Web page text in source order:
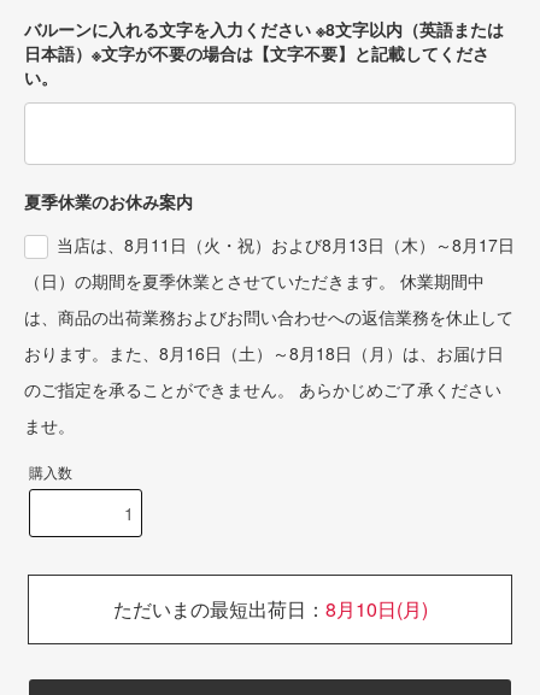
#卒業祝い
#入学祝い
#ひな祭り
#フラワーギフト
#卒業ギフト
#退職祝い
#開店祝い
#🧸
バルーンに入れる文字を入力ください ※8文字以内（英語または
日本語）※文字が不要の場合は【文字不要】と記載してくださ
い。
夏季休業のお休み案内
当店は、8月11日（火・祝）および8月13日（木）～8月17日
（日）の期間を夏季休業とさせていただきます。 休業期間中
は、商品の出荷業務およびお問い合わせへの返信業務を休止して
おります。また、8月16日（土）～8月18日（月）は、お届け日
のご指定を承ることができません。 あらかじめご了承ください
ませ。
購入数
ただいまの最短出荷日： 8月10日(月)